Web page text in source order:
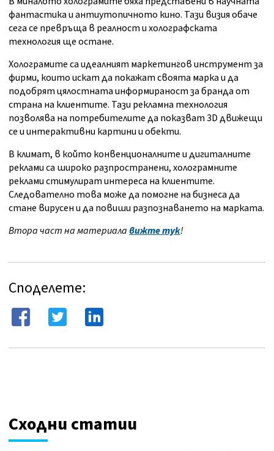
фантастика и антиутопичното кино. Тази визия обаче
сега се превръща в реалност и холографската
технология ще остане.
Холограмите са идеалният маркетингов инструмент за
фирми, които искат да покажат своята марка и да
подобрят цялостната информираност за бранда от
страна на клиентите. Тази рекламна технология
позволява на потребителите да показват 3D движещи
се и интерактивни картини и обекти.
В климат, в който конвенционалните и дигиталните
реклами са широко разпространени, холограмните
реклами стимулират интереса на клиентите.
Следователно това може да помогне на бизнеса да
стане вирусен и да повиши разпознаването на марката.
Втора част на материалавижте тук!
Споделете:
Сходни статии